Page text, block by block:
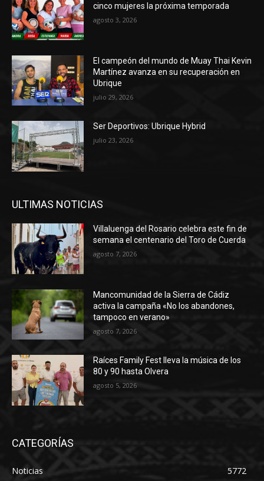
cinco mujeres la próxima temporada
agosto 3, 2026
El campeón del mundo de Muay Thai Kevin
Martínez avanza en su recuperación en
Ubrique
julio 29, 2026
Ser Deportivos: Ubrique Hybrid
julio 23, 2026
ULTIMAS NOTICIAS
Villaluenga del Rosario celebra este fin de
semana el centenario del Toro de Cuerda
agosto 7, 2026
Mancomunidad de la Sierra de Cádiz
activa la campaña «No los abandones,
tampoco en verano»
agosto 7, 2026
Raíces Family Fest lleva la música de los
80 y 90 hasta Olvera
agosto 5, 2026
CATEGORÍAS
Noticias
5772